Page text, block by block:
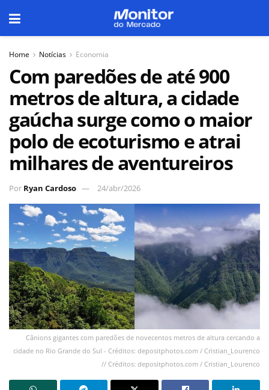
Home Notícias Economia
Com paredões de até 900
metros de altura, a cidade
gaúcha surge como o maior
polo de ecoturismo e atrai
milhares de aventureiros
Por Ryan Cardoso 24/abr/2026
Cânions gigantes com paredões de novecentos metros de altura cercando a
cidade no Rio Grande do Sul - Créditos: depositphotos.com / Cristian_Lourenco
// Créditos: depositphotos.com / Cristian_Lourenco